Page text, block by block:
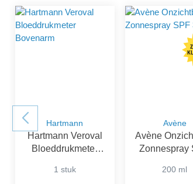
Hartmann
Hartmann Veroval
Bloeddrukmeter
1 stuk
Avène
Avène
Zonnespray
200 ml